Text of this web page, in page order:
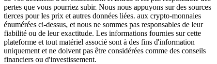
pertes que vous pourriez subir. Nous nous appuyons sur des sources
tierces pour les prix et autres données liées. aux crypto-monnaies
énumérées ci-dessus, et nous ne sommes pas responsables de leur
fiabilité ou de leur exactitude. Les informations fournies sur cette
plateforme et tout matériel associé sont à des fins d'information
uniquement et ne doivent pas être considérées comme des conseils
financiers ou d'investissement.